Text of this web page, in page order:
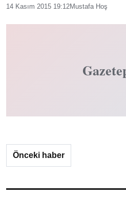
14 Kasım 2015 19:12Mustafa Hoş
Önceki haber